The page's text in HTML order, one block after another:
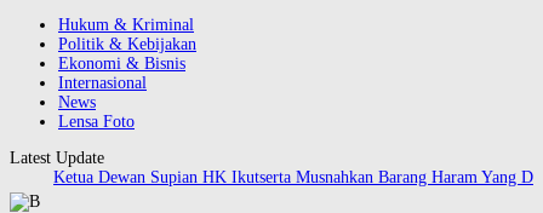
Hukum & Kriminal
Politik & Kebijakan
Ekonomi & Bisnis
Internasional
News
Lensa Foto
Latest Update
Ketua Dewan Supian HK Ikutserta Musnahkan Barang Haram Yang